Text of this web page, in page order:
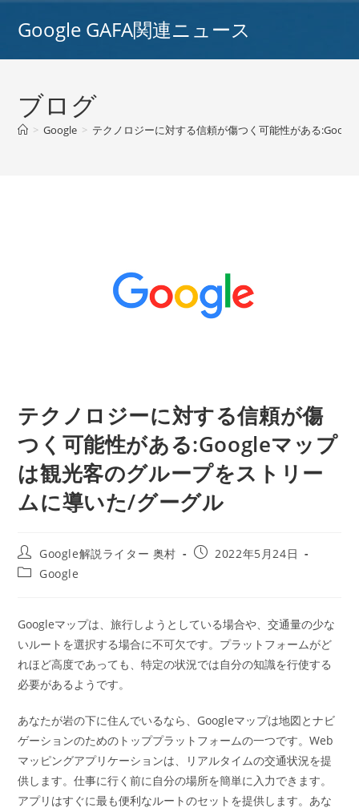
Google GAFA関連ニュース
ブログ
> Google > テクノロジーに対する信頼が傷つく可能性がある
テクノロジーに対する信頼が傷
つく可能性がある:Googleマップ
は観光客のグループをストリー
ムに導いた/グーグル
投
稿
者:
Google解説ライター 奥村
投
2022年5月24日
投
テ
ゴ
リ
ー:
Google
Googleマップは、旅行しようとしている場合や、交通量の少な
いルートを選択する場合に不可欠です。プラットフォームがど
れほど高度であっても、特定の状況では自分の知識を行使する
必要があるようです。
あなたが岩の下に住んでいるなら、Googleマップは地図とナビ
ゲーションのためのトッププラットフォームの一つです。Web
マッピングアプリケーションは、リアルタイムの交通状況を提
供します。仕事に行く前に自分の場所を簡単に入力できます。
アプリはすぐに最も便利なルートのセットを提供します。あな